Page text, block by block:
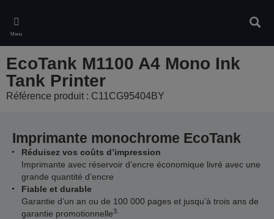
main
content
Menu
EcoTank M1100 A4 Mono Ink
Tank Printer
Référence produit : C11CG95404BY
Imprimante monochrome EcoTank
Réduisez vos coûts d’impression
Imprimante avec réservoir d’encre économique livré avec une
grande quantité d’encre
Fiable et durable
Garantie d’un an ou de 100 000 pages et jusqu’à trois ans de
garantie promotionnelle3.